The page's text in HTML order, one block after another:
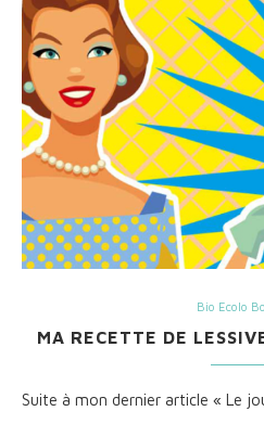
Bio Ecolo
MA RECETTE DE
Suite à mon dernier article « Le